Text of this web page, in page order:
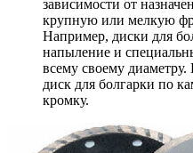
зависимости от
крупную или мелкую
Например, диски для
напыление и
всему своему
диск для болгарки по
кромку.